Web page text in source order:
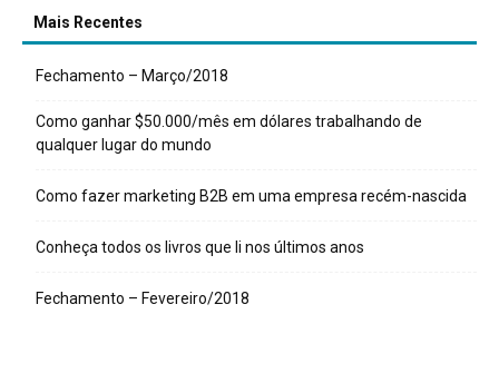
Mais Recentes
Fechamento – Março/2018
Como ganhar $50.000/mês em dólares trabalhando de
qualquer lugar do mundo
Como fazer marketing B2B em uma empresa recém-nascida
Conheça todos os livros que li nos últimos anos
Fechamento – Fevereiro/2018